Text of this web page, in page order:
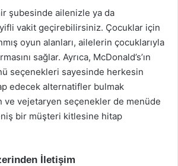
şubesinde ailenizle ya da
vakit geçirebilirsiniz. Çocuklar için
oyun alanları, ailelerin çocuklarıyla
sağlar. Ayrıca, McDonald’s’ın
seçenekleri sayesinde herkesin
edecek alternatifler bulmak
ve vejetaryen seçenekler de menüde
bir müşteri kitlesine hitap
İletişim